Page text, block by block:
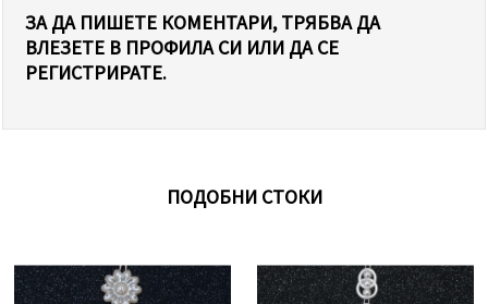
ЗА ДА ПИШЕТЕ КОМЕНТАРИ, ТРЯБВА ДА
ВЛЕЗЕТЕ В ПРОФИЛА СИ ИЛИ ДА СЕ
РЕГИСТРИРАТЕ.
ПОДОБНИ СТОКИ